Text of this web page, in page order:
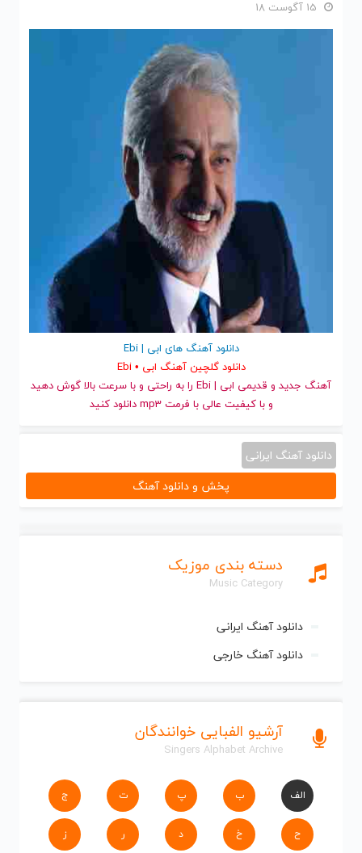
دسته بندی موزیک
Music Category
دانلود آهنگ ایرانی
دانلود آهنگ خارجی
آرشیو الفبایی خوانندگان
Singers Alphabet Archive
الف ب پ ت ج
ح خ د ر ز
دانلود آهنگ های ابی | Ebi
دانلود گلچین آهنگ ابی • Ebi
آهنگ جدید
و قدیمی ابی | Ebi را به راحتی و با سرعت بالا گوش دهید
و با کیفیت عالی با فرمت mp3 دانلود کنید
دانلود آهنگ ایرانی
پخش و دانلود آهنگ